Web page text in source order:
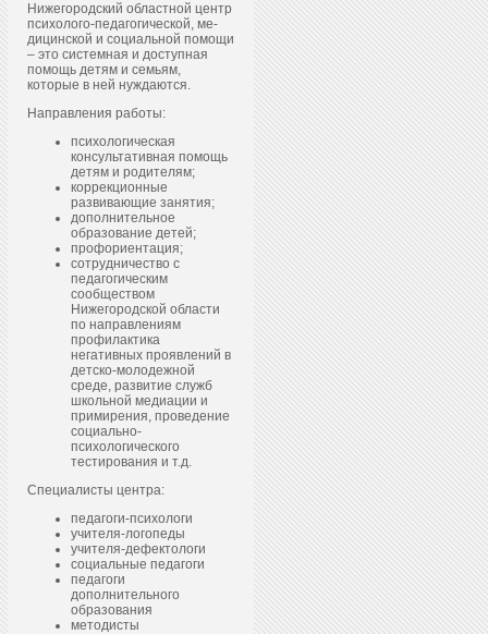
Нижегородский областной центр
пси­холо­го-пе­даго­гичес­кой, ме­
дицин­ской и со­ци­аль­ной по­мощи
– это системная и доступная
помощь детям и семьям,
которые в ней нуждаются.
Направления работы:
психологическая
консультативная помощь
детям и родителям;
коррекционные
развивающие занятия;
дополнительное
образование детей;
профориентация;
сотрудничество с
педагогическим
сообществом
Нижегородской области
по направлениям
профилактика
негативных проявлений в
детско-молодежной
среде, развитие служб
школьной медиации и
примирения, проведение
социально-
психологического
тестирования и т.д.
Специалисты центра:
педагоги-психологи
учителя-логопеды
учителя-дефектологи
социальные педагоги
педагоги
дополнительного
образования
методисты